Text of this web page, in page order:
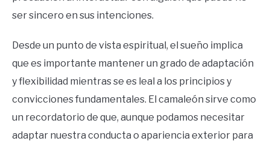
ser sincero en sus intenciones.
Desde un punto de vista espiritual, el sueño implica
que es importante mantener un grado de adaptación
y flexibilidad mientras se es leal a los principios y
convicciones fundamentales. El camaleón sirve como
un recordatorio de que, aunque podamos necesitar
adaptar nuestra conducta o apariencia exterior para